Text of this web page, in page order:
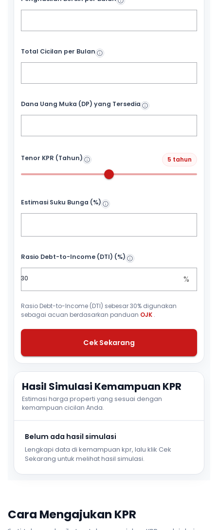
Total Cicilan per Bulan
Dana Uang Muka (DP) yang Tersedia
Tenor KPR (Tahun) 5 tahun
Estimasi Suku Bunga (%)
Rasio Debt-to-Income (DTI) (%)
%
Rasio Debt-to-Income (DTI) sebesar 30% digunakan
sebagai acuan berdasarkan panduan OJK .
Cek Sekarang
Hasil Simulasi Kemampuan KPR
Estimasi harga properti yang sesuai dengan
kemampuan cicilan Anda.
Belum ada hasil simulasi
Lengkapi data di kemampuan kpr, lalu klik Cek
Sekarang untuk melihat hasil simulasi.
Cara Mengajukan KPR